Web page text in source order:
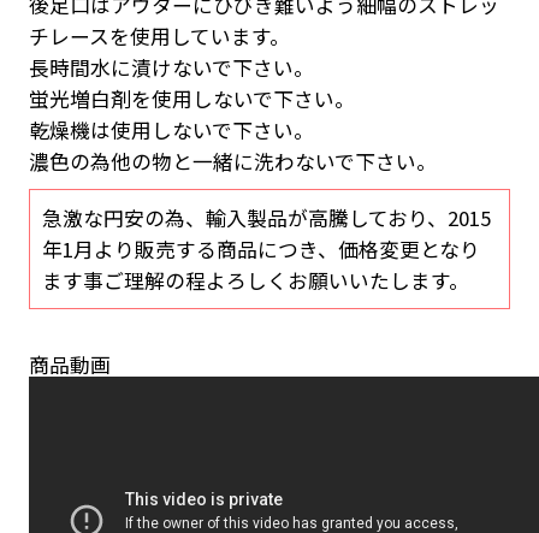
チレースを使用しています。
長時間水に漬けないで下さい。
蛍光増白剤を使用しないで下さい。
乾燥機は使用しないで下さい。
濃色の為他の物と一緒に洗わないで下さい。
急激な円安の為、輸入製品が高騰しており、2015
年1月より販売する商品につき、価格変更となり
ます事ご理解の程よろしくお願いいたします。
商品動画